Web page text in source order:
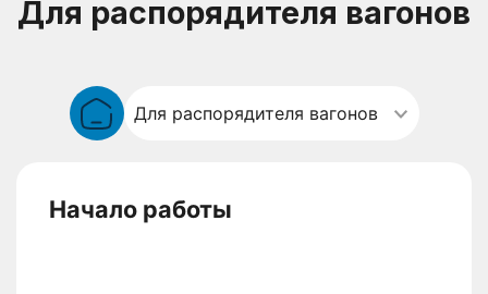
Для распорядителя вагонов
Начало работы